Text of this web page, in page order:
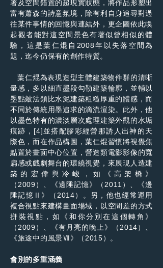
署及空間錯置的超現實狀態，將作品形塑出
富有蕭森的詩意氛境，除有利自身追尋對過
往某件事情的回憶與連結外，更企圖依此喚
起觀者能對這空間景色有著似曾相似的體
驗，這是葉仁焜自2008年以失落空間為
題，迄今仍保有的創作特質。
葉仁焜為表現造型主體建築物件群的清晰
量感，多以細直墨段勾勒建築輪廓，並輔以
墨點皴法類比水泥建築粗糙厚重的體感，而
不同於傳統用墨追求的滴流渲染。此外，他
以墨色特有的濃淡層次處理建築外觀的水垢
痕跡，[4]並搭配膠彩經營那誘人出神的天
際色，而在作品構圖，葉仁焜習慣將視覺焦
點置於畫面中心位置，營造類電影影像的寬
扁感或戲劇舞台的環繞視覺，來展現人造建
築的宏偉與冷峻，如《高架橋》
（2009）、《邊陲記憶》（2011）、《邊
陲記憶Ⅱ》（2014）。另，他也經常運用
複合視點來建構畫面場域，以空間差的方式
拼裝視點，如《和你分別在這個轉角》
（2009）、《有月亮的晚上》（2014）、
《旅途中的風景Ⅶ》（2015）。
會別的多重涵義